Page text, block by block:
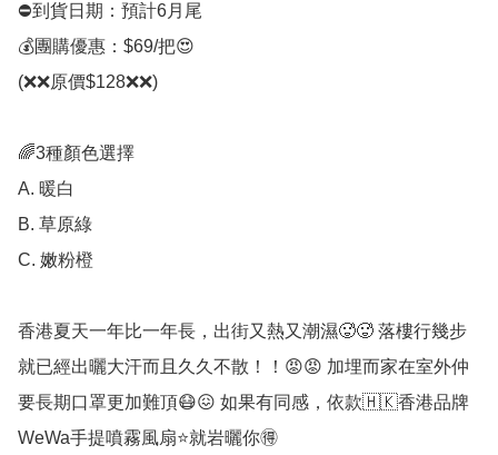
⛔️到貨日期：預計6月尾
💰團購優惠：$69/把😍
(❌❌原價$128❌❌)
🌈3種顏色選擇
A. 暖白
B. 草原綠
C. 嫩粉橙
香港夏天一年比一年長，出街又熱又潮濕🥵🥵 落樓行幾步
就已經出曬大汗而且久久不散！！😡😡 加埋而家在室外仲
要長期口罩更加難頂😷😖 如果有同感，依款🇭🇰香港品牌
WeWa手提噴霧風扇⭐就岩曬你🉐